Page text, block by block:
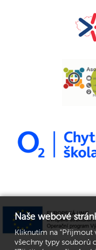
Naše webové
Kliknutím na "Přijmout
všechny typy souborů